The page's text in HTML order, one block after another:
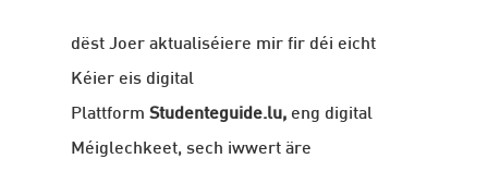
dëst Joer aktualiséiere mir fir déi eicht
Kéier eis digital
Plattform Studenteguide.lu, eng digital
Méiglechkeet, sech iwwert äre